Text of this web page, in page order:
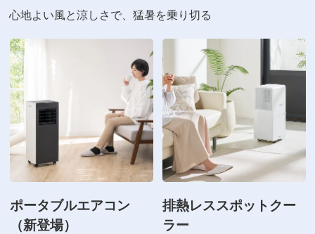
心地よい風と涼しさで、猛暑を乗り切る
ポータブルエアコン
（新登場）
排熱レススポットクー
ラー